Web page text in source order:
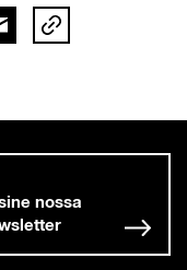
nossa